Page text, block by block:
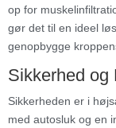
op for
gør det til en ideel
genopbygge
Sikkerhed og
Sikkerheden er i
med autosluk og en